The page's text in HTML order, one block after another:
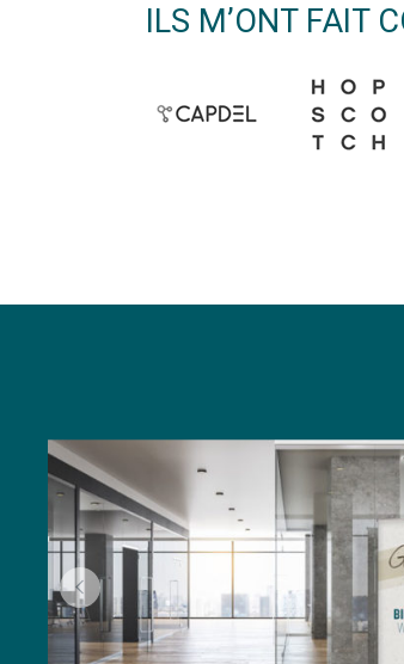
ILS M’ONT FAIT